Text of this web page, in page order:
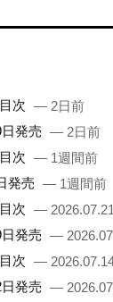
次 — 2日前
発売 — 2日前
次 — 1週間前
発売 — 1週間前
次 — 2026.07.21
発売 —
次 —
発売 —